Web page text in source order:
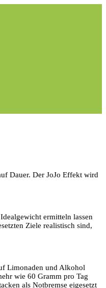
Dauer. Der JoJo Effekt wird
ermitteln lassen
Ziele realistisch sind,
Limonaden und Alkohol
wie 60 Gramm pro Tag
als Notbremse eigesetzt